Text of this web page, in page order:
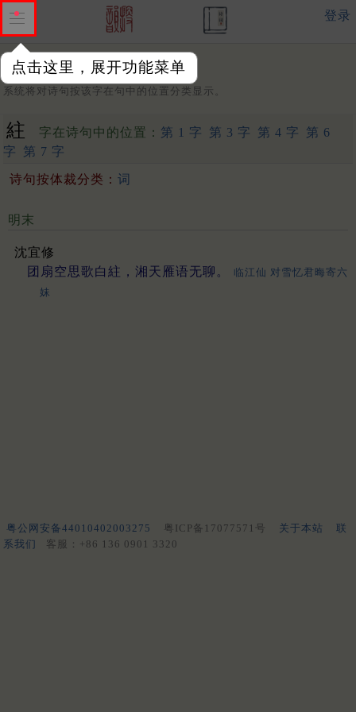
点击这里，展开功能菜单
登录
字：
系统将对诗句按该字在句中的位置分类显示。
紸 字在诗句中的位置： 第 1 字 第 3 字 第 4 字
第 6
字
第 7 字
诗句按体裁分类： 词
明末
沈宜修
团扇空思歌白紸，湘天雁语无聊。
临江仙 对雪忆君晦寄六
妹
粤公网安备44010402003275 粤ICP备17077571号 关于本站
联
系我们
客服：+86 136 0901 3320